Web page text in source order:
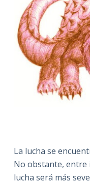
La lucha se
No obstante, entre
lucha será más